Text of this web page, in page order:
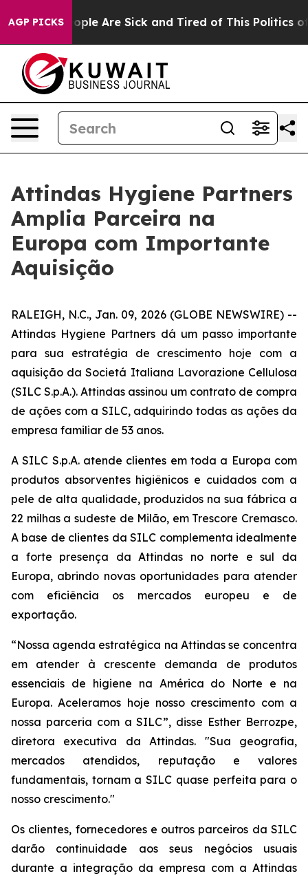
AGP PICKS
Win: “People Are Sick and Tired of This Politics of
Attindas Hygiene Partners
Amplia Parceira na
Europa com Importante
Aquisição
RALEIGH, N.C., Jan. 09, 2026 (GLOBE NEWSWIRE) --
Attindas Hygiene Partners dá um passo importante
para sua estratégia de crescimento hoje com a
aquisição da Societá Italiana Lavorazione Cellulosa
(SILC S.p.A.). Attindas assinou um contrato de compra
de ações com a SILC, adquirindo todas as ações da
empresa familiar de 53 anos.
A SILC S.p.A. atende clientes em toda a Europa com
produtos absorventes higiênicos e cuidados com a
pele de alta qualidade, produzidos na sua fábrica a
22 milhas a sudeste de Milão, em Trescore Cremasco.
A base de clientes da SILC complementa idealmente
a forte presença da Attindas no norte e sul da
Europa, abrindo novas oportunidades para atender
com eficiência os mercados europeu e de
exportação.
“Nossa agenda estratégica na Attindas se concentra
em atender à crescente demanda de produtos
essenciais de higiene na América do Norte e na
Europa. Aceleramos hoje nosso crescimento com a
nossa parceria com a SILC”, disse Esther Berrozpe,
diretora executiva da Attindas. "Sua geografia,
mercados atendidos, reputação e valores
fundamentais, tornam a SILC quase perfeita para o
nosso crescimento."
Os clientes, fornecedores e outros parceiros da SILC
darão continuidade aos seus negócios usuais
durante a integração da empresa com a Attindas